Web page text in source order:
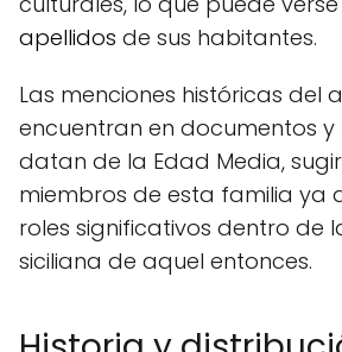
apellidos de sus habitantes.
Las menciones históricas del
encuentran en documentos y
datan de la Edad Media,
miembros de esta familia ya
roles significativos dentro de
siciliana de aquel entonces.